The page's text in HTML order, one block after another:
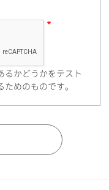
るかどうかをテスト
めのものです。